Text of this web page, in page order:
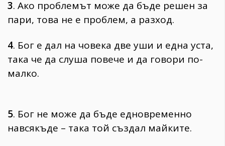
3. Ако проблемът може да бъде решен за
пари, това не е проблем, а разход.
4. Бог е дал на човека две уши и една уста,
така че да слуша повече и да говори по-
малко.
5. Бог не може да бъде едновременно
навсякъде – така той създал майките.